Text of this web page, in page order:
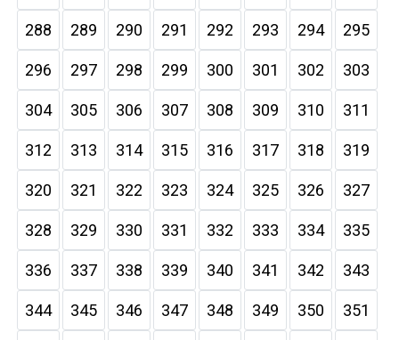
288 289 290 291 292 293 294 295
296 297 298 299 300 301 302 303
304 305 306 307 308 309 310 311
312 313 314 315 316 317 318 319
320 321 322 323 324 325 326 327
328 329 330 331 332 333 334 335
336 337 338 339 340 341 342 343
344 345 346 347 348 349 350 351